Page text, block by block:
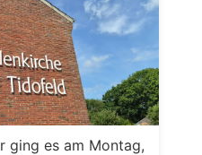
ging es am Montag,